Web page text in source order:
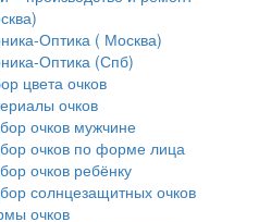
Оптика ( Москва)
Оптика (Спб)
цвета очков
очков
очков мужчине
очков по форме лица
очков ребёнку
солнцезащитных очков
очков